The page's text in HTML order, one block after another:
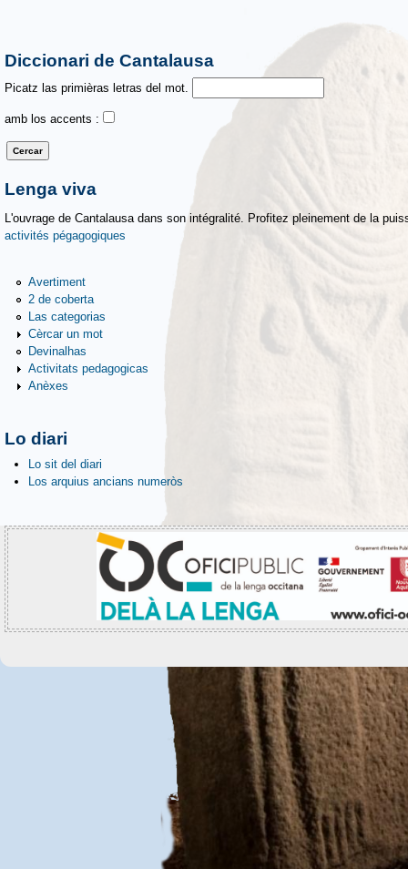
Diccionari de Cantalausa
Picatz las primièras letras del mot.
amb los accents :
Lenga viva
L'ouvrage de Cantalausa dans son intégralité. Profitez pleinement de la
activités pégagogiques
Avertiment
2 de coberta
Las categorias
Cèrcar un mot
Devinalhas
Activitats pedagogicas
Anèxes
Lo diari
Lo sit del diari
Los arquius ancians numeròs